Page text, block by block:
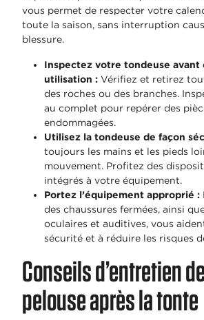
vous permet de respecter votre
toute la saison, sans interruption
blessure.
Inspectez votre tondeuse avant
utilisation : Vérifiez et retirez
des roches ou des branches.
au complet pour repérer des
endommagées.
Utilisez la tondeuse de façon
toujours les mains et les pieds
mouvement. Profitez des
intégrés à votre équipement.
Portez l’équipement approprié :
des chaussures fermées, ainsi
oculaires et auditives, vous
sécurité et à réduire les risques
Conseils d’entretien
pelouse après la tonte